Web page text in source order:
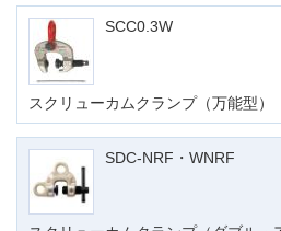
SCC0.3W
スクリューカムクランプ（万能型）
SDC-NRF・WNRF